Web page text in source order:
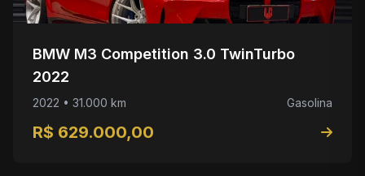
BMW M3 Competition 3.0 TwinTurbo
2022
2022 • 31.000 km Gasolina
R$ 629.000,00